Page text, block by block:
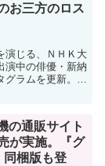
お三方のロス
演じる、ＮＨＫ大
演中の俳優・新納
ラムを更新。同
の通販サイト
が実施。『グ
同梱版も登